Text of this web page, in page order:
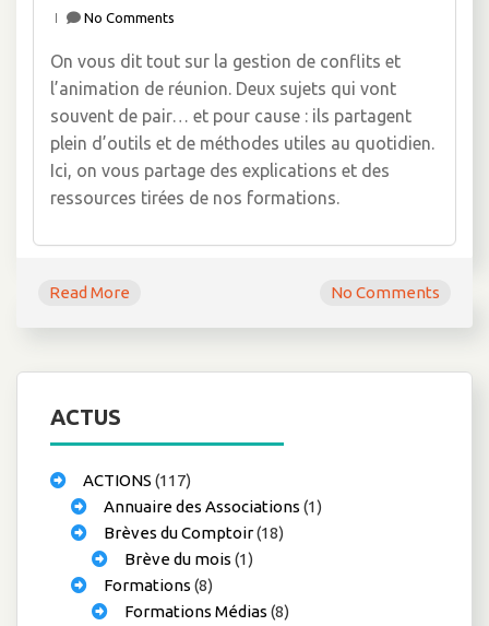
No Comments
On vous dit tout sur la gestion de conflits et
l’animation de réunion. Deux sujets qui vont
souvent de pair… et pour cause : ils partagent
plein d’outils et de méthodes utiles au quotidien.
Ici, on vous partage des explications et des
ressources tirées de nos formations.
Read More No Comments
ACTUS
ACTIONS (117)
Annuaire des Associations (1)
Brèves du Comptoir(18)
Brève du mois (1)
Formations (8)
Formations Médias (8)